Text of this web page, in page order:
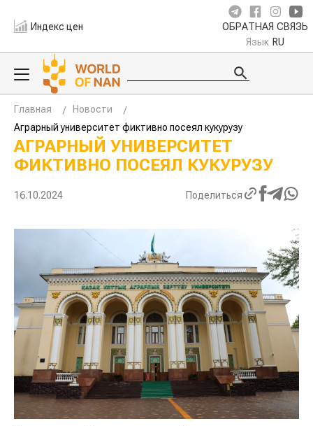
Индекс цен ОБРАТНАЯ СВЯЗЬ
Язык RU
Главная
Новости
Аграрный университет фиктивно посеял кукурузу
АГРАРНЫЙ УНИВЕРСИТЕТ
ФИКТИВНО ПОСЕЯЛ КУКУРУЗУ
16.10.2024 Поделиться